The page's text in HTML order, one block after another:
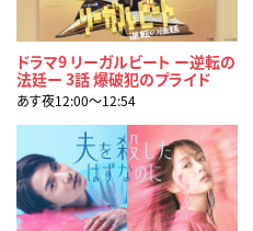
ドラマ9 リーガルビート ー逆転の
法廷ー 3話 爆破犯のプライド
あす夜12:00〜12:54